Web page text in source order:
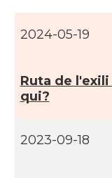
CAMON
2024-05-19
Ruta de
qui?
2023-09-18